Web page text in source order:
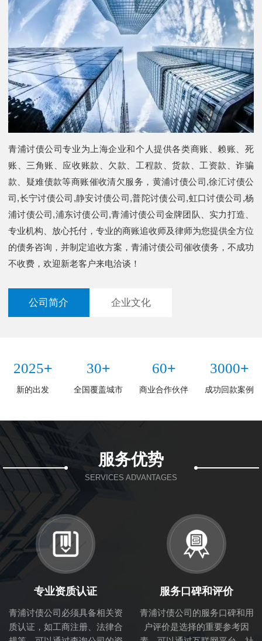
青浦讨债公司专业为上海企业和个人提供各类商账、赖账、死
账、三角账、应收账款、欠款、工程款、货款、工资款、诈骗
款、疑难债款等商账催收清欠服务，黄浦讨债公司,徐汇讨债公
司,长宁讨债公司,静安讨债公司,普陀讨债公司,虹口讨债公司,杨
浦讨债公司,浦东讨债公司,青浦讨债公司金牌团队、实力打造、
专业机构、放心托付，专业的商账追收师及律师为您提供全方位
的债务咨询，并制定追收方案，青浦讨债公司催收债务，不成功
不收费，欢迎新老客户来电洽谈！
公司简介 企业文化
2025+
新的出发
30+
全国覆盖城市
60+
商业合作伙伴
3000+
成功回款案例
服务优势
SERVICES ADVANTAGES
专业资质认证
青浦讨债公司必须具备相关资
质认证，如工商注册、法律合
服务口碑和评价
青浦讨债公司的服务口碑和用
户评价是选择的重要参考因